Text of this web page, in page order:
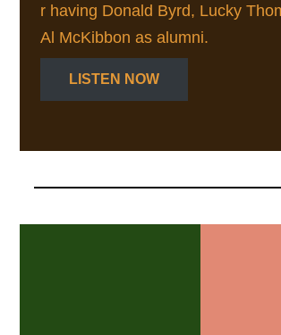
r having Donald Byrd, Lucky
Al McKibbon as alumni.
LISTEN NOW